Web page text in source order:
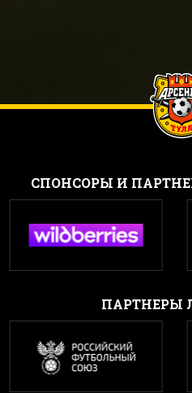
CПОНСОРЫ И
ПАРТНЕРЫ